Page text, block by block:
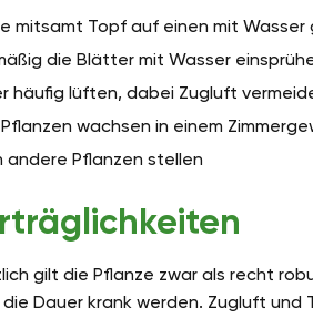
mitsamt Topf auf einen mit
die Blätter mit Wasser
häufig lüften, dabei Zugluft
wachsen in einem
andere Pflanzen stellen
gilt die Pflanze zwar als recht
Dauer krank werden. Zugluft